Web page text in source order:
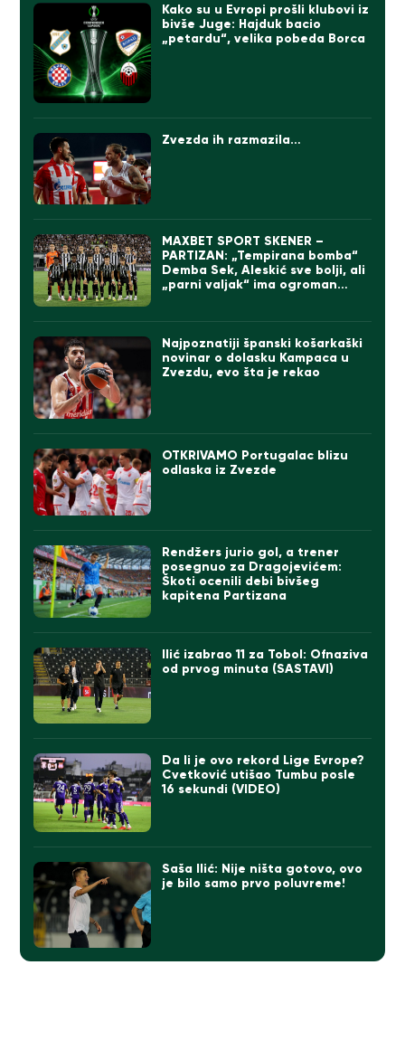
Kako su u Evropi prošli klubovi iz
bivše Juge: Hajduk bacio
„petardu“, velika pobeda Borca
Zvezda ih razmazila…
MAXBET SPORT SKENER –
PARTIZAN: „Tempirana bomba“
Demba Sek, Aleskić sve bolji, ali
„parni valjak“ ima ogroman
Najpoznatiji španski košarkaški
novinar o dolasku Kampaca u
Zvezdu, evo šta je rekao
OTKRIVAMO Portugalac blizu
odlaska iz Zvezde
Rendžers jurio gol, a trener
posegnuo za Dragojevićem:
Škoti ocenili debi bivšeg
kapitena Partizana
Ilić izabrao 11 za Tobol: Ofnaziva
od prvog minuta (SASTAVI)
Da li je ovo rekord Lige Evrope?
Cvetković utišao Tumbu posle
16 sekundi (VIDEO)
Saša Ilić: Nije ništa gotovo, ovo
je bilo samo prvo poluvreme!